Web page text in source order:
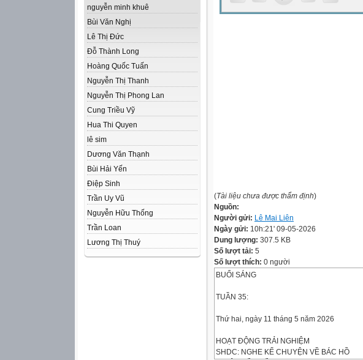
nguyễn minh khuê
Bùi Văn Nghị
Lê Thị Đức
Đỗ Thành Long
Hoàng Quốc Tuấn
Nguyễn Thị Thanh
Nguyễn Thị Phong Lan
Cung Triều Vỹ
Hua Thi Quyen
lê sim
Dương Văn Thạnh
Bùi Hải Yến
Điệp Sinh
Trần Uy Vũ
Nguyễn Hữu Thống
Trần Loan
Lương Thị Thuý
(Tài liệu chưa được thẩm định)
Nguồn:
Người gửi: Lê Mai Liên
Ngày gửi: 10h:21' 09-05-2026
Dung lượng: 307.5 KB
Số lượt tải: 5
Số lượt thích: 0 người
BUỔI SÁNG
TUẦN 35:
Thứ hai, ngày 11 tháng 5 năm 2026
HOẠT ĐỘNG TRẢI NGHIỆM
SHDC: NGHE KỂ CHUYỆN VỀ BÁC HỒ